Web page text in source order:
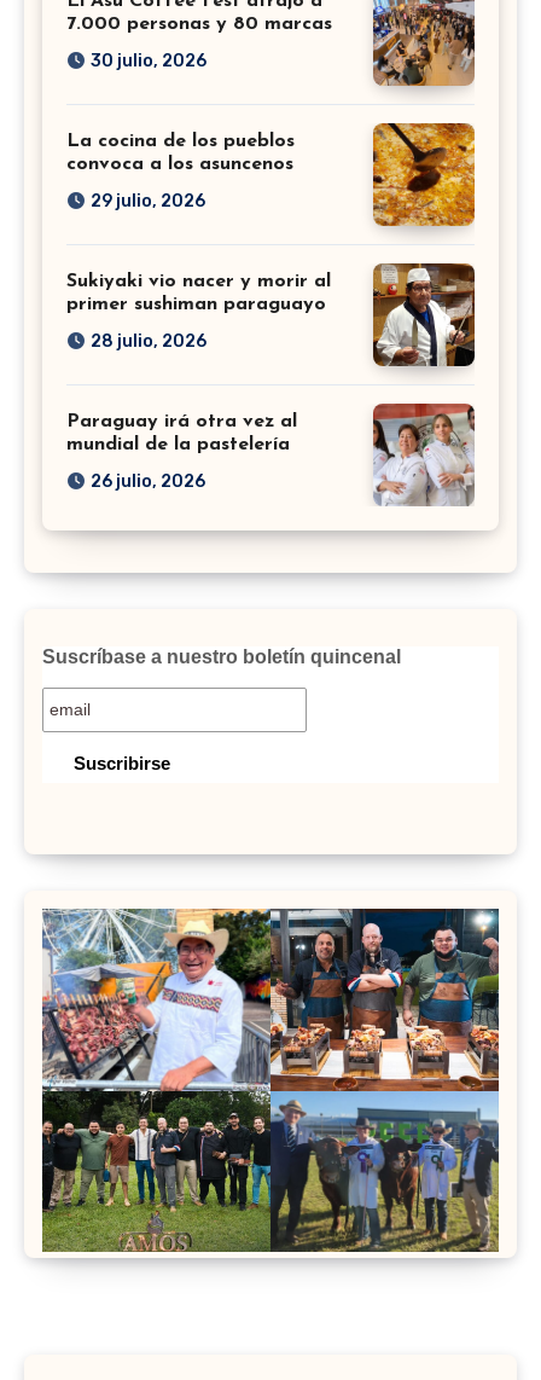
7.000 personas y 80 marcas
30 julio, 2026
La cocina de los pueblos
convoca a los asuncenos
29 julio, 2026
Sukiyaki vio nacer y morir al
primer sushiman paraguayo
28 julio, 2026
Paraguay irá otra vez al
mundial de la pastelería
26 julio, 2026
Suscríbase a nuestro boletín quincenal